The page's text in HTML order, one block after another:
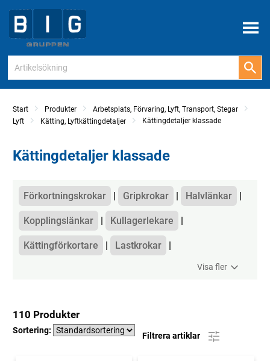
Meny
Start Produkter
Arbetsplats, Förvaring, Lyft, Transport, Stegar
Lyft
Kätting, Lyftkättingdetaljer Kättingdetaljer klassade
Kättingdetaljer klassade
Kategorier
Förkortningskrokar Gripkrokar Halvlänkar
Kopplingslänkar Kullagerlekare
Kättingförkortare Lastkrokar
Visa fler
110 Produkter
Sortering:
Filtrera artiklar